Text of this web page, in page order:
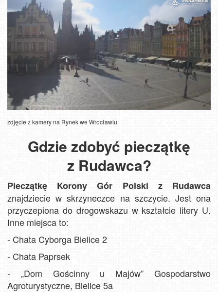
zdjęcie z kamery na Rynek we Wrocławiu
Gdzie zdobyć pieczątkę
z Rudawca?
Pieczątkę Korony Gór Polski z Rudawca
znajdziecie w skrzyneczce na szczycie. Jest ona
przyczepiona do drogowskazu w kształcie litery U.
Inne miejsca to:
- Chata Cyborga Bielice 2
- Chata Paprsek
- „Dom Gościnny u Majów” Gospodarstwo
Agroturystyczne, Bielice 5a